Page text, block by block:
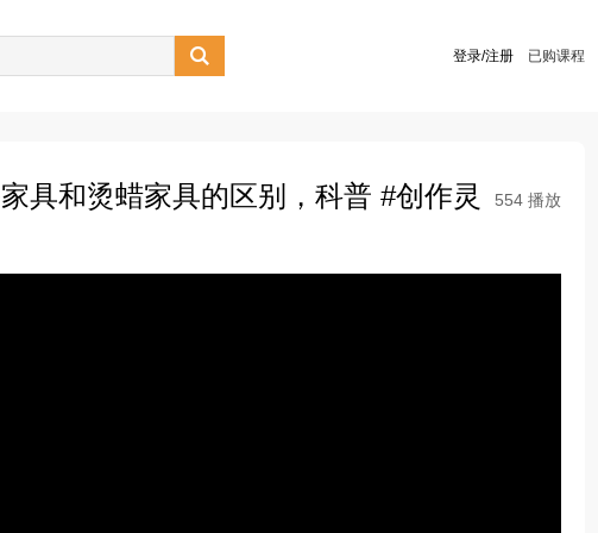
 登录/注册 已购课程
具和烫蜡家具的区别，科普 #创作灵
554 播放